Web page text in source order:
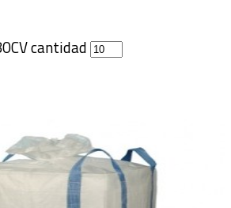
cantidad